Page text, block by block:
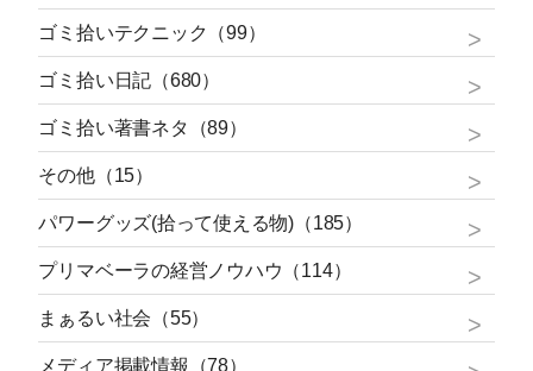
ゴミ拾いテクニック（99）
ゴミ拾い日記（680）
ゴミ拾い著書ネタ（89）
その他（15）
パワーグッズ(拾って使える物)（185）
プリマベーラの経営ノウハウ（114）
まぁるい社会（55）
メディア掲載情報（78）